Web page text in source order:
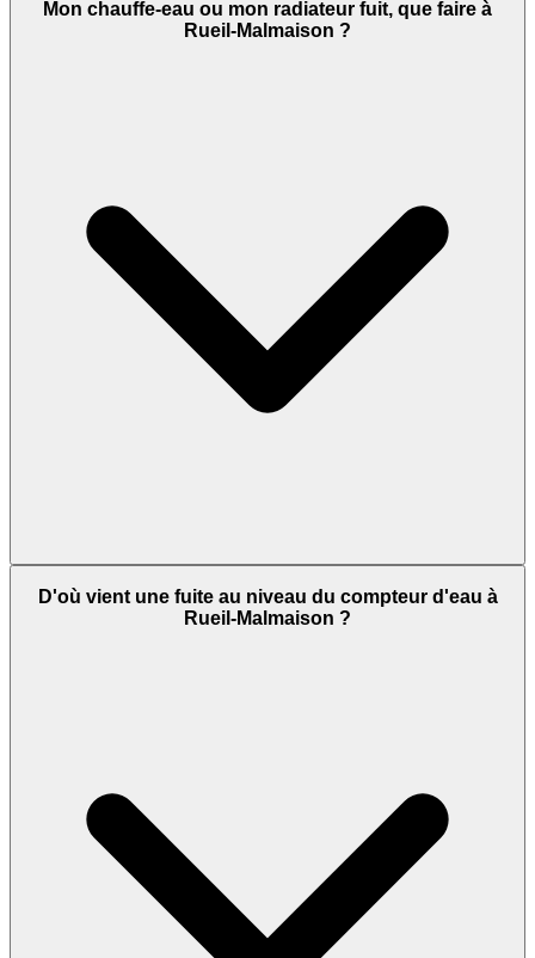
Mon chauffe-eau ou mon radiateur fuit, que faire à
Rueil-Malmaison ?
D'où vient une fuite au niveau du compteur d'eau à
Rueil-Malmaison ?